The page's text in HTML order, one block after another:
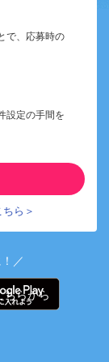
で、応募時の
設定の手間を
ら＞
／
ちらから